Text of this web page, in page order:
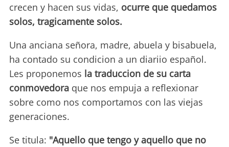
crecen y hacen sus vidas, ocurre que quedamos
solos, tragicamente solos.
Una anciana señora, madre, abuela y bisabuela,
ha contado su condicion a un diariio español.
Les proponemos la traduccion de su carta
conmovedora que nos empuja a reflexionar
sobre como nos comportamos con las viejas
generaciones.
Se titula: "Aquello que tengo y aquello que no